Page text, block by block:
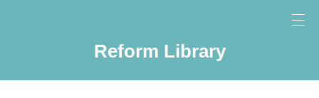
Reform Library